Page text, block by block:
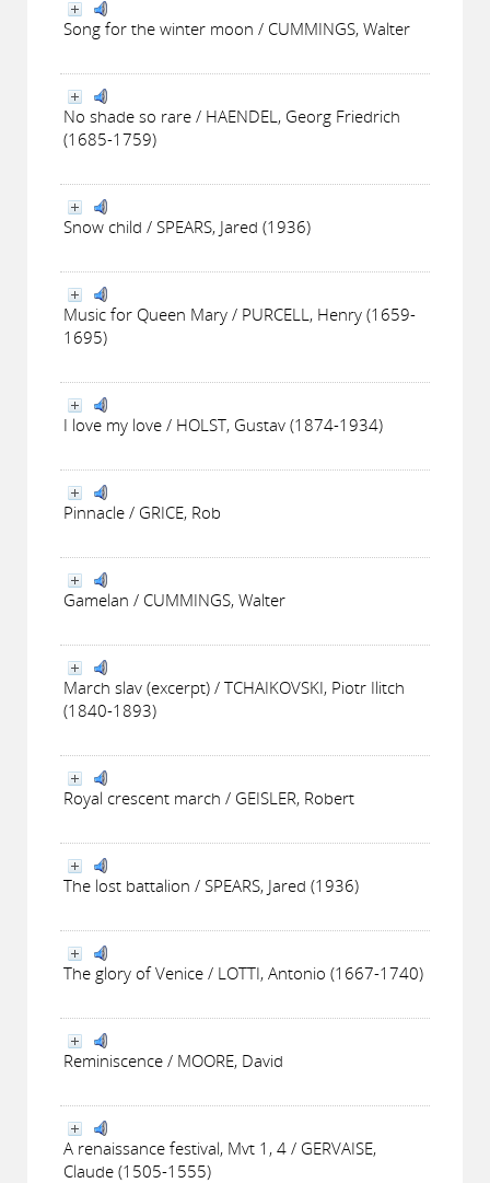
Song for the winter moon / CUMMINGS, Walter
No shade so rare / HAENDEL, Georg Friedrich
(1685-1759)
Snow child / SPEARS, Jared (1936)
Music for Queen Mary / PURCELL, Henry (1659-
1695)
I love my love / HOLST, Gustav (1874-1934)
Pinnacle / GRICE, Rob
Gamelan / CUMMINGS, Walter
March slav (excerpt) / TCHAIKOVSKI, Piotr Ilitch
(1840-1893)
Royal crescent march / GEISLER, Robert
The lost battalion / SPEARS, Jared (1936)
The glory of Venice / LOTTI, Antonio (1667-1740)
Reminiscence / MOORE, David
A renaissance festival, Mvt 1, 4 / GERVAISE,
Claude (1505-1555)